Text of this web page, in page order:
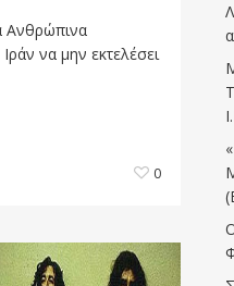
Ανθρώπινα
να μην εκτελέσει
0